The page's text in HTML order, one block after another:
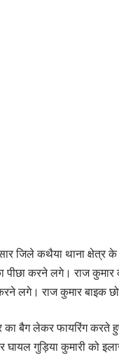
जिले कथैया थाना क्षेत्र
पीछा करने लगे। राज
लगे। राज कुमार बाइक
का बैग लेकर फायरिंग
गुड़िया कुमारी को